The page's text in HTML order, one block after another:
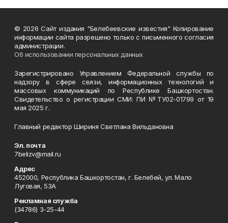
© 2026 Сайт издания "Белебеевские известия" Копирование
информации сайта разрешено только с письменного согласия
администрации.
Об использовании персональных данных
Зарегистрировано Управлением Федеральной службы по
надзору в сфере связи, информационных технологий и
массовых коммуникаций по Республике Башкортостан.
Свидетельство о регистрации СМИ: ПИ №ТУ02-01799 от 19
мая 2025 г.
Главный редактор Шириня Светлана Вильдановна
Эл. почта
7belizv@mail.ru
Адрес
452000, Республика Башкортостан, г. Белебей, ул. Мало
Луговая, 53А
Рекламная служба
(34786) 3-25-44